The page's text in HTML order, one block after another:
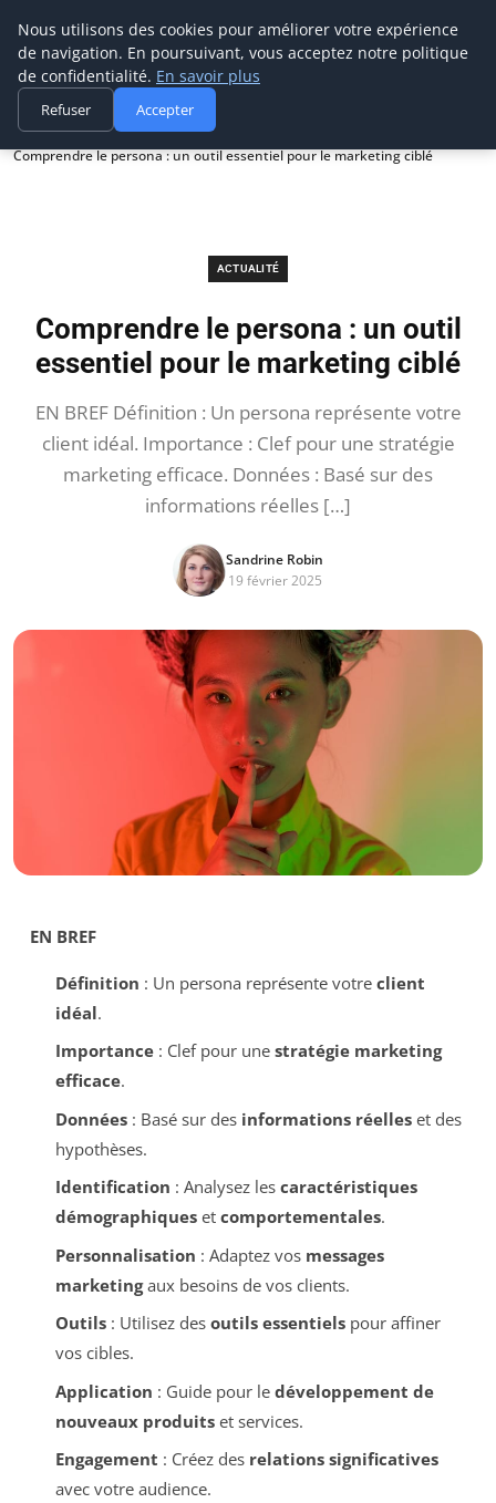
Prospection Pro
Accueil
Actualité
Comprendre le persona : un outil essentiel pour le marketing ciblé
ACTUALITÉ
Comprendre le persona : un outil
essentiel pour le marketing ciblé
EN BREF Définition : Un persona représente votre
client idéal. Importance : Clef pour une stratégie
marketing efficace. Données : Basé sur des
informations réelles […]
Sandrine Robin
19 février 2025
EN BREF
Définition : Un persona représente votre client
idéal.
Importance: Clef pour une stratégie marketing
efficace.
Données: Basé sur des informations réelleset des
hypothèses.
Identification : Analysez les caractéristiques
démographiqueset comportementales.
Personnalisation : Adaptez vos messages
marketingaux besoins de vos clients.
Outils: Utilisez des outils essentielspour affiner
vos cibles.
Application : Guide pour le développement de
nouveaux produitset services.
Engagement : Créez des relations significatives
avec votre audience.
Nous utilisons des cookies pour améliorer votre expérience
de navigation. En poursuivant, vous acceptez notre politique
de confidentialité. En savoir plus
Refuser Accepter